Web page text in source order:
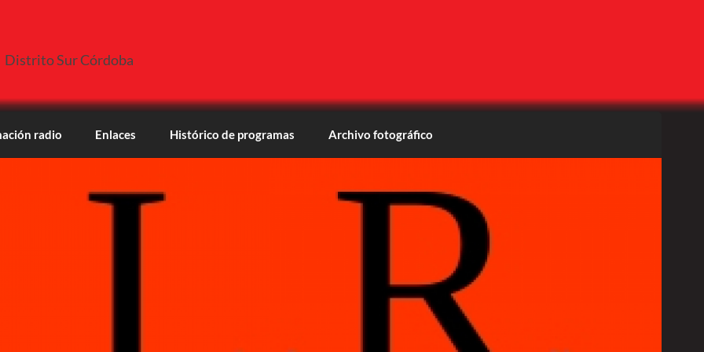
Distrito Sur Córdoba
radio Enlaces Histórico de programas Archivo fotográfico